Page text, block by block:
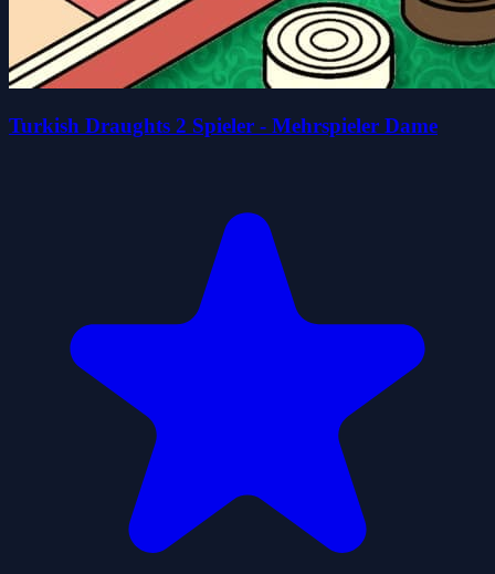
Turkish Draughts 2 Spieler - Mehrspieler Dame